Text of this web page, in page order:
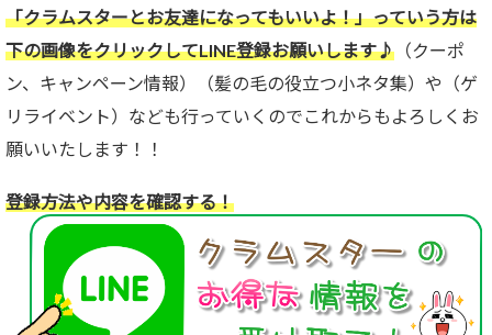
「クラムスターとお友達になってもいいよ！」っていう方は
下の画像をクリックしてLINE登録お願いします♪ （クーポ
ン、キャンペーン情報）（髪の毛の役立つ小ネタ集）や（ゲ
リライベント）なども行っていくのでこれからもよろしくお
願いいたします！！
登録方法や内容を確認する！